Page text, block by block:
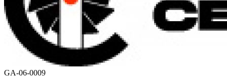
GA-06-0009